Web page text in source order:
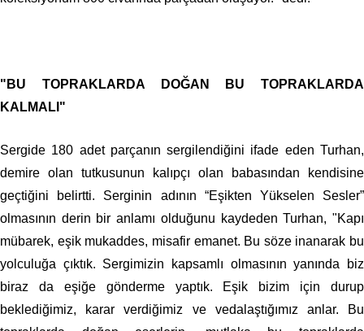
"BU TOPRAKLARDA DOĞAN BU TOPRAKLARDA
KALMALI"
Sergide 180 adet parçanın sergilendiğini ifade eden Turhan,
demire olan tutkusunun kalıpçı olan babasından kendisine
geçtiğini belirtti. Serginin adının “Eşikten Yükselen Sesler”
olmasının derin bir anlamı olduğunu kaydeden Turhan, "Kapı
mübarek, eşik mukaddes, misafir emanet. Bu söze inanarak bu
yolculuğa çıktık. Sergimizin kapsamlı olmasının yanında biz
biraz da eşiğe gönderme yaptık. Eşik bizim için durup
beklediğimiz, karar verdiğimiz ve vedalaştığımız anlar. Bu